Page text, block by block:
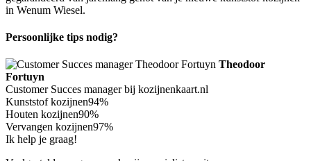
in Wenum Wiesel.
Persoonlijke tips nodig?
Theodoor
Fortuyn
Customer Succes manager bij kozijnenkaart.nl
Kunststof kozijnen94%
Houten kozijnen90%
Vervangen kozijnen97%
Ik help je graag!